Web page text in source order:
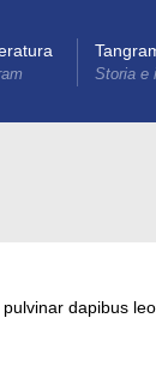
Storia e
dapibus leo.